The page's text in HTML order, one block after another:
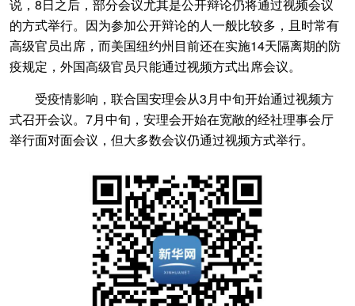
说，8日之后，部分会议尤其是公开辩论仍将通过视频会议
的方式举行。因为参加公开辩论的人一般比较多，且时常有
高级官员出席，而美国纽约州目前还在实施14天隔离期的防
疫规定，外国高级官员只能通过视频方式出席会议。
受疫情影响，联合国安理会从3月中旬开始通过视频方
式召开会议。7月中旬，安理会开始在宽敞的经社理事会厅
举行面对面会议，但大多数会议仍通过视频方式举行。